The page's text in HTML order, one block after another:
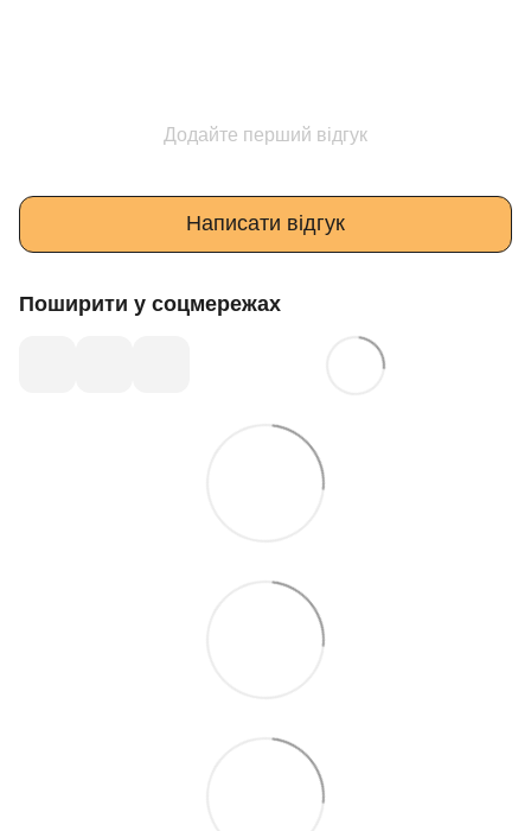
Додайте перший відгук
Написати відгук
Поширити у соцмережах